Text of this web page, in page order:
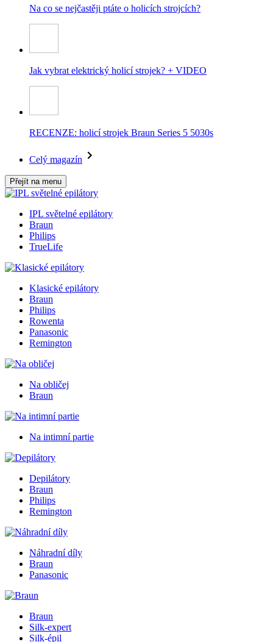
Na co se nejčastěji ptáte o holicích strojcích?
Jak vybrat elektrický holicí strojek? + VIDEO
RECENZE: holicí strojek Braun Series 5 5030s
Celý magazín
Přejít na menu
IPL světelné epilátory
Braun
Philips
TrueLife
Klasické epilátory
Braun
Philips
Rowenta
Panasonic
Remington
Na obličej
Braun
Na intimní partie
Depilátory
Braun
Philips
Remington
Náhradní díly
Braun
Panasonic
Braun
Silk-expert
Silk-épil